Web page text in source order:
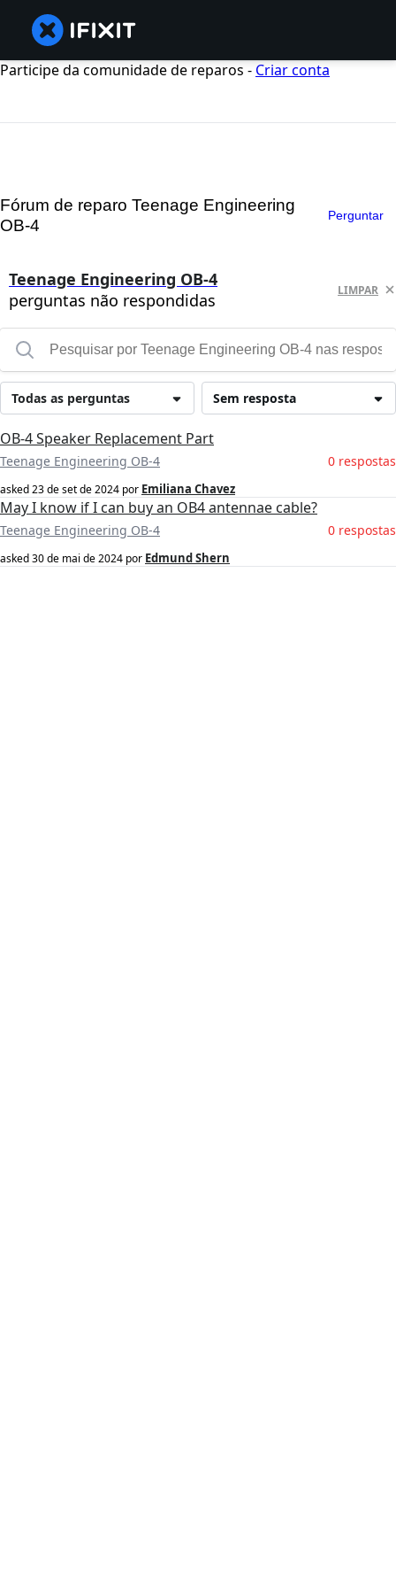
Participe da comunidade de reparos - Criar conta
Fórum de reparo Teenage Engineering
OB-4
Perguntar
Teenage Engineering OB-4
perguntas não respondidas
LIMPAR
Sem resposta
Todas as perguntas
OB-4 Speaker Replacement Part
Teenage Engineering OB-4 0 respostas
asked23 de set de 2024 por Emiliana Chavez
May I know if I can buy an OB4 antennae cable?
Teenage Engineering OB-4 0 respostas
asked30 de mai de 2024 por Edmund Shern